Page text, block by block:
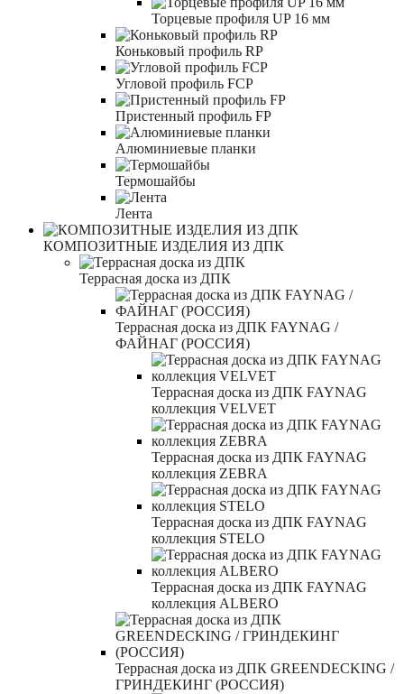
Торцевые профиля UP 16 мм
Коньковый профиль RP
Угловой профиль FCP
Пристенный профиль FP
Алюминиевые планки
Термошайбы
Лента
КОМПОЗИТНЫЕ ИЗДЕЛИЯ ИЗ ДПК
Террасная доска из ДПК
Террасная доска из ДПК FAYNAG /
ФАЙНАГ (РОССИЯ)
Террасная доска из ДПК FAYNAG
коллекция VELVET
Террасная доска из ДПК FAYNAG
коллекция ZEBRA
Террасная доска из ДПК FAYNAG
коллекция STELO
Террасная доска из ДПК FAYNAG
коллекция ALBERO
Террасная доска из ДПК GREENDECKING /
ГРИНДЕКИНГ (РОССИЯ)